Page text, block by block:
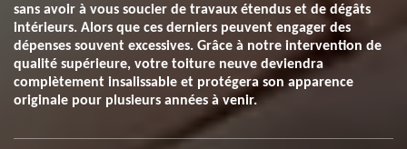
sans avoir à vous soucier de travaux étendus et de dégâts
intérieurs. Alors que ces derniers peuvent engager des
dépenses souvent excessives. Grâce à notre intervention de
qualité supérieure, votre toiture neuve deviendra
complètement insalissable et protégera son apparence
originale pour plusieurs années à venir.